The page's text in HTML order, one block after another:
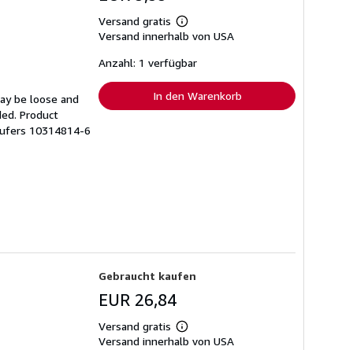
be loose and
Product
10314814-6
Versand gratis
Weitere
Informationen
Versandkosten
Versand innerhalb von USA
Anzahl: 1 verfügbar
In den Warenkorb
Gebraucht kaufen
EUR 26,84
Versand gratis
Weitere
Informationen
Versand innerhalb von USA